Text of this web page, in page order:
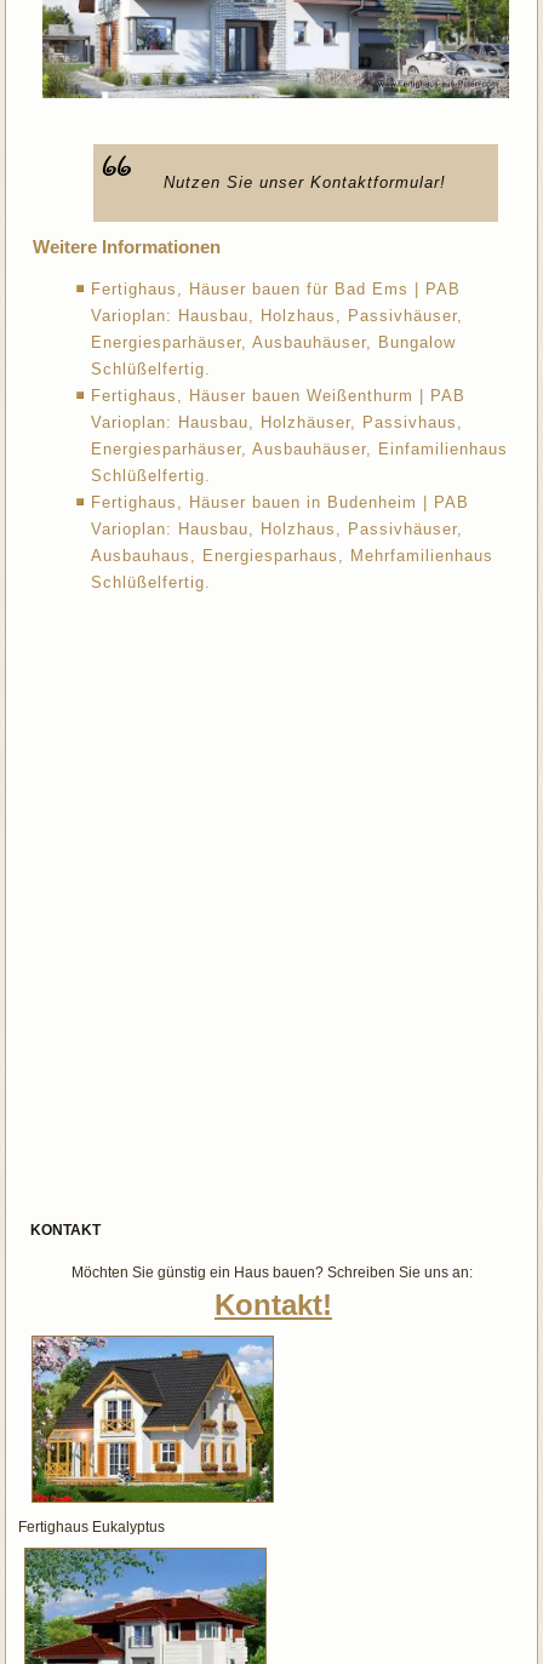
Nutzen Sie unser Kontaktformular!
Weitere Informationen
Fertighaus, Häuser bauen für Bad Ems | PAB
Varioplan: Hausbau, Holzhaus, Passivhäuser,
Energiesparhäuser, Ausbauhäuser, Bungalow
Schlüßelfertig.
Fertighaus, Häuser bauen Weißenthurm | PAB
Varioplan: Hausbau, Holzhäuser, Passivhaus,
Energiesparhäuser, Ausbauhäuser, Einfamilienhaus
Schlüßelfertig.
Fertighaus, Häuser bauen in Budenheim | PAB
Varioplan: Hausbau, Holzhaus, Passivhäuser,
Ausbauhaus, Energiesparhaus, Mehrfamilienhaus
Schlüßelfertig.
KONTAKT
Möchten Sie günstig ein Haus bauen? Schreiben Sie uns an:
Kontakt!
Fertighaus Eukalyptus